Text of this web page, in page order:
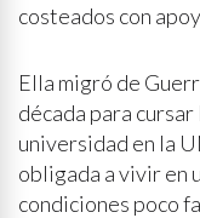
costeados con
Ella migró de
década para
universidad en la
obligada a vivir en
condiciones poco